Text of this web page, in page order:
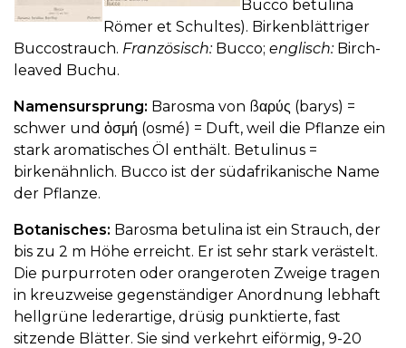
Bucco betulina
Römer et Schultes). Birkenblättriger
Buccostrauch. Französisch:Bucco; englisch:Birch-
leaved Buchu.
Namensursprung: Barosma von ßαρύς (barys) =
schwer und ὀσμή (osmé) = Duft, weil die Pflanze ein
stark aromatisches Öl enthält. Betulinus =
birkenähnlich. Bucco ist der südafrikanische Name
der Pflanze.
Botanisches: Barosma betulina ist ein Strauch, der
bis zu 2 m Höhe erreicht. Er ist sehr stark verästelt.
Die purpurroten oder orangeroten Zweige tragen
in kreuzweise gegenständiger Anordnung lebhaft
hellgrüne lederartige, drüsig punktierte, fast
sitzende Blätter. Sie sind verkehrt eiförmig, 9-20